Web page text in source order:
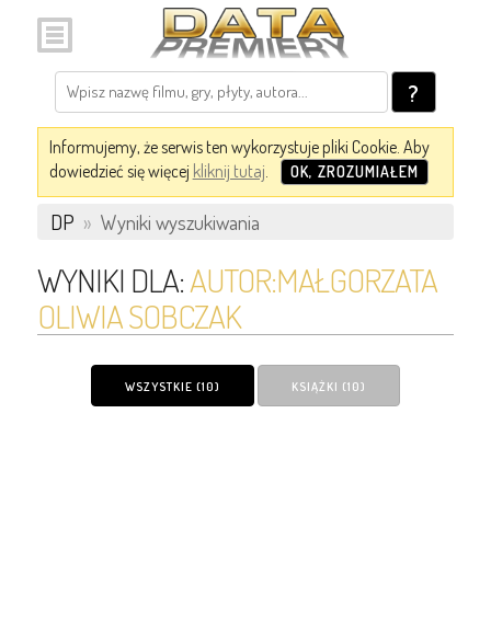
?
Informujemy, że serwis ten wykorzystuje pliki Cookie. Aby
dowiedzieć się więcej kliknij tutaj. OK, ZROZUMIAŁEM
DP » Wyniki wyszukiwania
WYNIKI DLA:AUTOR:MAŁGORZATA
OLIWIA SOBCZAK
WSZYSTKIE (10) KSIĄŻKI (10)